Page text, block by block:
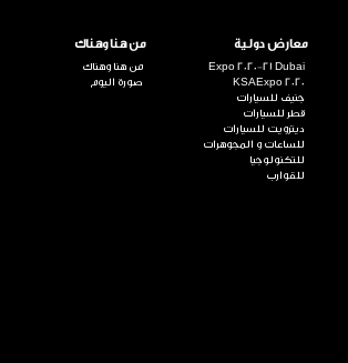
معارض دولية
Expo 2020-21 Dubai
KSAExpo 2020
جنيف للسيارات
قطر للسيارات
ديترويت للسيارات
للساعات و المجوهرات
للتكنولوجيا
للقوارب
من هنا وهناك
من هنا وهناك
صورة اليوم